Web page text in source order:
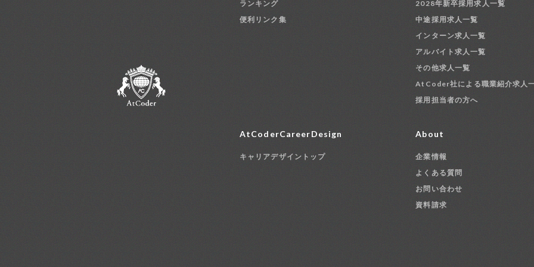
ランキング
便利リンク集
2028年新卒採用求人一覧
中途採用求人一覧
インターン求人一覧
アルバイト求人一覧
その他求人一覧
AtCoder社による職業紹介求人
採用担当者の方へ
AtCoderCareerDesign
キャリアデザイントップ
About
企業情報
よくある質問
お問い合わせ
資料請求